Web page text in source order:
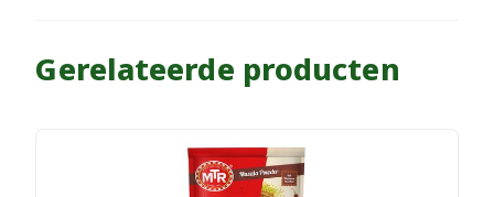
Gerelateerde producten